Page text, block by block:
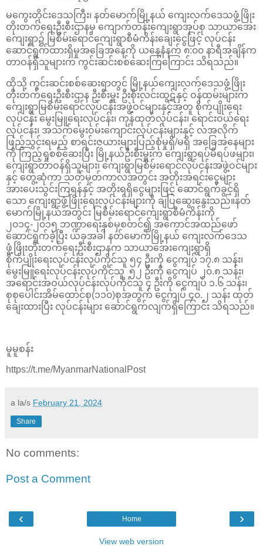
မကွေးတိုင်းဒေသကြီး၊ နတ်မောက်မြို့နယ် ကျေးလက်ဒေသဖွံ့ဖြိုး
တိုးတက်ရေးဦးစီးဌာနမှ ကျောက်တန်းကျေးရွာအုပ်စု သာယာအေး
ကျေးရွာ၌ မြစိမ်းရောင်ကျေးရွာစီမံကိန်းချေးငွေဖြင့် လုပ်ငန်း
ဆောင်ရွက်ထားရှိမှုအခြေအနေကို ယနေ့နံနက် ၈:၀၀ နာရီအချိန်က
တာဝန်ရှိသူများက ကွင်းဆင်းစစ်ဆေးကြကြောင်း သိရသည်။
ထိုသို့ ကွင်းဆင်းစစ်ဆေးရာတွင် မြို့နယ်ကျေးလက်ဒေသဖွံ့ဖြိုး
တိုးတက်ရေးဦးစီးဌာန ဦးစီးမှူး ဦးစိုးလင်းထွဋ်နှင့် ဝန်ထမ်းများက
ကျေးရွာမြစိမ်းရောင်လုပ်ငန်းအဖွဲ့ဝင်များနှင့်အတူ စိုက်ပျိုးရေး
လုပ်ငန်း မွေးမြူရေးလုပ်ငန်း၊ ကုန်ထုတ်လုပ်ငန်း၊ ရောင်းဝယ်ရေး
လုပ်ငန်း၊ အသက်မွေးဝမ်းကျောင်းလုပ်ငန်းများနှင့် လအလိုက်
ဖြည့်သွင်းရမည့် စာရင်းဇယားများပြည့်စုံမှုရှိ/မရှိ အခြေအနေများ
ကို ကြည့်ရှုစစ်ဆေးပြီး မြို့နယ်ဦးစီးမှူးက ကျေးရွာရပ်မိရပ်ဖများ၊
ကျေးရွာတာဝန်ရှိသူများ၊ ကျေးရွာမြစိမ်းရောင်လုပ်ငန်းအဖွဲ့ဝင်များ
နှင့် တွေ့ဆုံကာ သတ်မှတ်ကာလအတွင်း အတိုးအရင်းငွေများ
အားပေးသွင်းကြရန်နှင့် အတိုးရရှိငွေများဖြင့် ဆောင်ရွက်ခွင့်ရှိ
သော ကျေးရွာဖွံ့ဖြိုးရေးလုပ်ငန်းများကို ချပြဆွေးနွေးသည်။နတ်
မောက်မြို့နယ်အတွင်း မြစိမ်းရောင်ကျေးရွာစီမံကိန်းကို
၂၀၁၄-၂၀၁၅ ဘဏ္ဍာရေးနှစ်မှစတင်၍ အကောင်အထည်ဖော်
ဆောင်ရွက်ခဲ့ပြီး ယခုအခါ နတ်မောက်မြို့နယ် ကျေးလက်ဒေသ
ဖွံ့ဖြိုးတိုးတက်ရေးဦးစီးဌာနက သာယာအေးကျေးရွာရှိ
စိုက်ပျိုးရေးလုပ်ငန်းလုပ်ကိုင်သူ ၅၄ ဦးကို ငွေကျပ် ၁၇.၈ သန်း၊
မွေးမြူရေးလုပ်ငန်းလုပ်ကိုင်သူ ၅၂ ဦးကို ငွေကျပ် ၂၀.၈ သန်း၊
အရောင်းအဝယ်လုပ်ငန်းလုပ်ကိုင်သူ ၄ ဦးကို ငွေကျပ် ၁.၆ သန်း၊
စုစုပေါင်းအိမ်ထောင်စု(၁၁၀)စုအတွက် ငွေကျပ် ၄၀.၂ သန်း ထုတ်
ချေးထားပြီး လုပ်ငန်းများ ဆောင်ရွက်လျက်ရှိကြောင်း သိရသည်။
မူမူစန်း
https://t.me/MyanmarNationalPost
a la/s February 21, 2024
Share
No comments:
Post a Comment
‹ ›
Home
View web version